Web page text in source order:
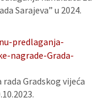
Sarajeva” u 2024.
predlaganja-
nagrade-Grada-
Gradskog vijeća